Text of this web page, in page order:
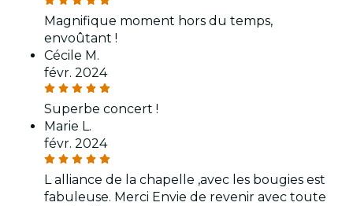
Magnifique moment hors du temps,
envoûtant !
Cécile M.
févr. 2024
Superbe concert !
Marie L.
févr. 2024
L alliance de la chapelle ,avec les bougies est
fabuleuse. Merci Envie de revenir avec toute